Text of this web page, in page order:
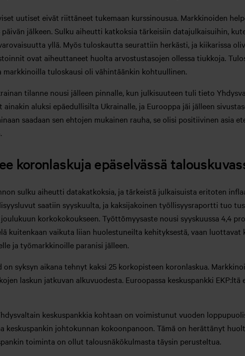
uutiset eivät riittäneet tukemaan kurssinousua. Markkinoiden
päivän jälkeen. Sulku aiheutti katkoksia tärkeisiin datajulkaisuihin,
yllä. Myös tuloskautta seurattiin herkästi, ja kiikarissa
ovat aiheuttaneet huolta arvostustasojen ollessa tiukkoja.
markkinoilla tuloskausi oli vähintäänkin kohtuullinen.
tilanne nousi jälleen pinnalle, kun julkisuuteen tuli tieto
aluksi epäedullisilta Ukrainalle, ja Eurooppa jäi jälleen
saadaan sen ehtojen mukainen rauha, se olisi positiivinen asia
koronlaskuja epäselvässä
sulku aiheutti datakatkoksia, ja tärkeistä julkaisuista eritoten
saatiin syyskuulta, ja kaksijakoinen työllisyysraportti tuo
korkokokoukseen. Työttömyysaste nousi syyskuussa 4,4
kuitenkaan vaikuta liian huolestuneilta kehityksestä, vaan luottavat
ja työmarkkinoille paranisi jälleen.
on syksyn aikana tehnyt kaksi 25 korkopisteen koronlaskua.
laskun jatkuvan alkuvuodesta. Euroopassa keskuspankki
keskuspankkia kohtaan on voimistunut vuoden
keskuspankin johtokunnan kokoonpanoon. Tämä on herättänyt
toiminta on ollut talousnäkökulmasta täysin perusteltua.